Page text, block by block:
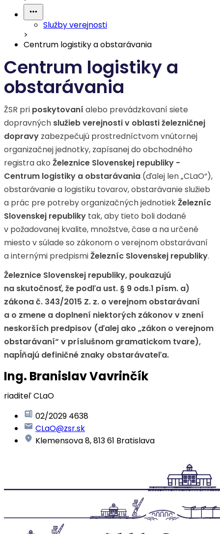
Služby verejnosti
>
Centrum logistiky a obstarávania
Centrum logistiky a
obstarávania
ŽSR pri poskytovaní alebo prevádzkovaní siete
dopravných služieb verejnosti v oblasti železničnej
dopravy zabezpečujú prostredníctvom vnútornej
organizačnej jednotky, zapísanej do obchodného
registra ako Železnice Slovenskej republiky -
Centrum logistiky a obstarávania (ďalej len „CLaO“),
obstarávanie a logistiku tovarov, obstarávanie služieb
a prác pre potreby organizačných jednotiekŽelezníc
Slovenskej republiky tak, aby tieto boli dodané
v požadovanej kvalite, množstve, čase a na určené
miesto v súlade so zákonom o verejnom obstarávaní
a internými predpismiŽelezníc Slovenskej republiky.
Železnice Slovenskej republiky, poukazujú
na skutočnosť, že podľa ust. § 9 ods.1 písm. a)
zákona č. 343/2015 Z. z. o verejnom obstarávaní
a o zmene a doplnení niektorých zákonov v znení
neskorších predpisov (ďalej ako „zákon o verejnom
obstarávaní“ v príslušnom gramatickom tvare),
napĺňajú definičné znaky obstarávateľa.
Ing. Branislav Vavrinčík
riaditeľ CLaO
02/2029 4638
CLaO@zsr.sk
Klemensova 8, 813 61 Bratislava